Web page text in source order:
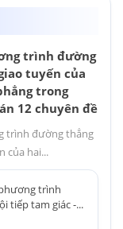
trình đường
tuyến của
trong
12 chuyên đề
trình đường thẳng
của hai...
trình
tiếp tam giác -...